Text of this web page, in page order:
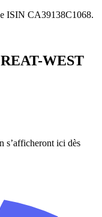
ISIN CA39138C1068.
WEST
s’afficheront ici dès